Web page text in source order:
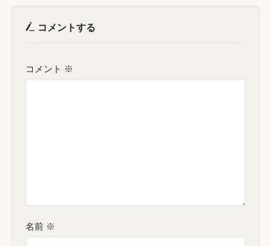
コメントする
コメント ※
名前 ※